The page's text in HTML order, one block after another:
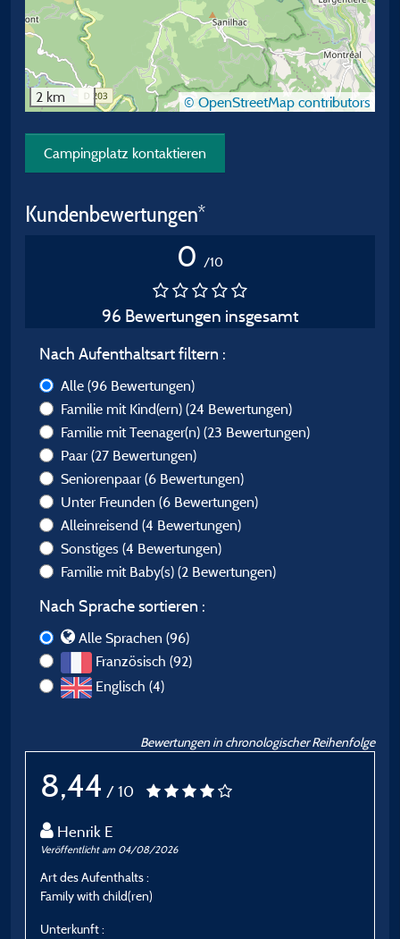
2 km © OpenStreetMap contributors
Campingplatz kontaktieren
Kundenbewertungen*
0 /10
96 Bewertungen insgesamt
Nach Aufenthaltsart filtern :
Alle (96 Bewertungen)
Familie mit Kind(ern) (24 Bewertungen)
Familie mit Teenager(n) (23 Bewertungen)
Paar (27 Bewertungen)
Seniorenpaar (6 Bewertungen)
Unter Freunden (6 Bewertungen)
Alleinreisend (4 Bewertungen)
Sonstiges (4 Bewertungen)
Familie mit Baby(s) (2 Bewertungen)
Nach Sprache sortieren :
Alle Sprachen (96)
Französisch (92)
Englisch (4)
Bewertungen in chronologischer Reihenfolge
8,44 / 10
Henrik E
Veröffentlicht am 04/08/2026
Art des Aufenthalts :
Family with child(ren)
Unterkunft :